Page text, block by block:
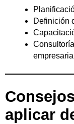
Definición
aplicar